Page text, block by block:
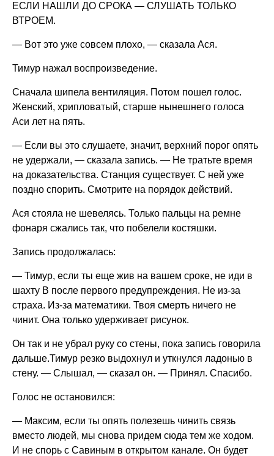
ЕСЛИ НАШЛИ ДО СРОКА — СЛУШАТЬ ТОЛЬКО
ВТРОЕМ.
— Вот это уже совсем плохо, — сказала Ася.
Тимур нажал воспроизведение.
Сначала шипела вентиляция. Потом пошел голос.
Женский, хрипловатый, старше нынешнего голоса
Аси лет на пять.
— Если вы это слушаете, значит, верхний порог опять
не удержали, — сказала запись. — Не тратьте время
на доказательства. Станция существует. С ней уже
поздно спорить. Смотрите на порядок действий.
Ася стояла не шевелясь. Только пальцы на ремне
фонаря сжались так, что побелели костяшки.
Запись продолжалась:
— Тимур, если ты еще жив на вашем сроке, не иди в
шахту B после первого предупреждения. Не из-за
страха. Из-за математики. Твоя смерть ничего не
чинит. Она только удерживает рисунок.
Он так и не убрал руку со стены, пока запись говорила
дальше.Тимур резко выдохнул и уткнулся ладонью в
стену. — Слышал, — сказал он. — Принял. Спасибо.
Голос не остановился:
— Максим, если ты опять полезешь чинить связь
вместо людей, мы снова придем сюда тем же ходом.
И не спорь с Савиным в открытом канале. Он будет